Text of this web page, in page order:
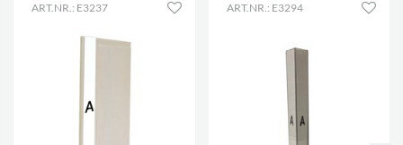
ART.NR.: E3237 ART.NR.: E3294